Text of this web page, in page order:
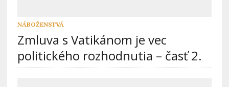
NÁBOŽENSTVÁ
Zmluva s Vatikánom je vec
politického rozhodnutia – časť 2.